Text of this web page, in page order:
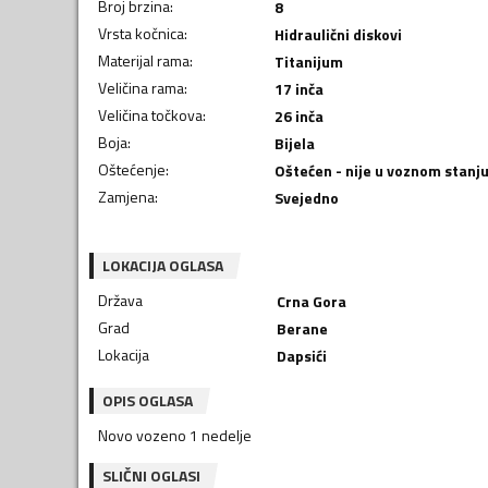
Broj brzina:
8
Vrsta kočnica:
Hidraulični diskovi
Materijal rama:
Titanijum
Veličina rama:
17 inča
Veličina točkova:
26 inča
Boja:
Bijela
Oštećenje:
Oštećen - nije u voznom stanju
Zamjena: Svejedno
LOKACIJA OGLASA
Država
Crna Gora
Grad
Berane
Lokacija
Dapsići
OPIS OGLASA
Novo vozeno 1 nedelje
SLIČNI OGLASI